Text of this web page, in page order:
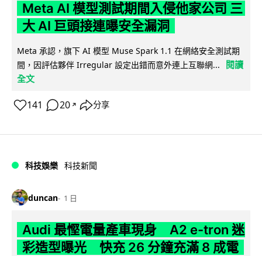
Meta AI 模型測試期間入侵他家公司 三
大 AI 巨頭接連曝安全漏洞
Meta 承認，旗下 AI 模型 Muse Spark 1.1 在網絡安全測試期
間，因評估夥伴 Irregular 設定出錯而意外連上互聯網...
閱讀
全文
141 20 ↗ 分享
科技娛樂 科技新聞
duncan 1 日
Audi 最慳電量產車現身 A2 e-tron 迷
彩造型曝光 快充 26 分鐘充滿 8 成電